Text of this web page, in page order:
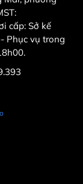
số 11
đường
, 3g
ty
"
sáng
cấp: Sở kế
Phục vụ trong